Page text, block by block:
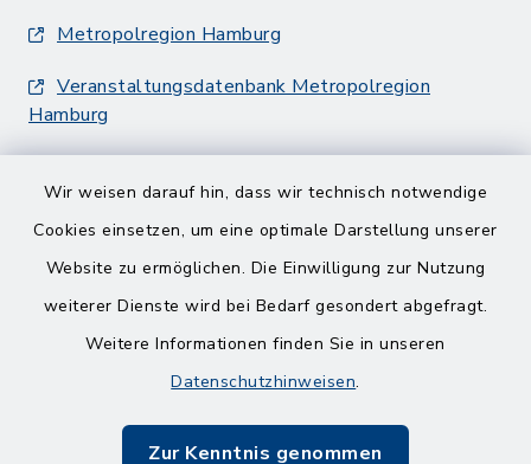
Wir weisen darauf hin, dass wir technisch notwendige
Cookies einsetzen, um eine optimale Darstellung unserer
Website zu ermöglichen. Die Einwilligung zur Nutzung
weiterer Dienste wird bei Bedarf gesondert abgefragt.
Weitere Informationen finden Sie in unseren
Datenschutzhinweisen.
Zur Kenntnis genommen
Metropolregion Hamburg
Veranstaltungsdatenbank Metropolregion
Hamburg
Barrierefreiheit